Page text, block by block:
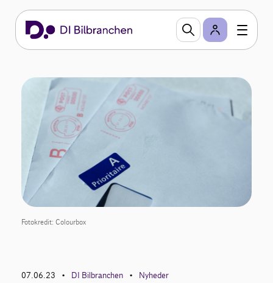
Fotokredit: Colourbox
07.06.23 • DI Bilbranchen • Nyheder